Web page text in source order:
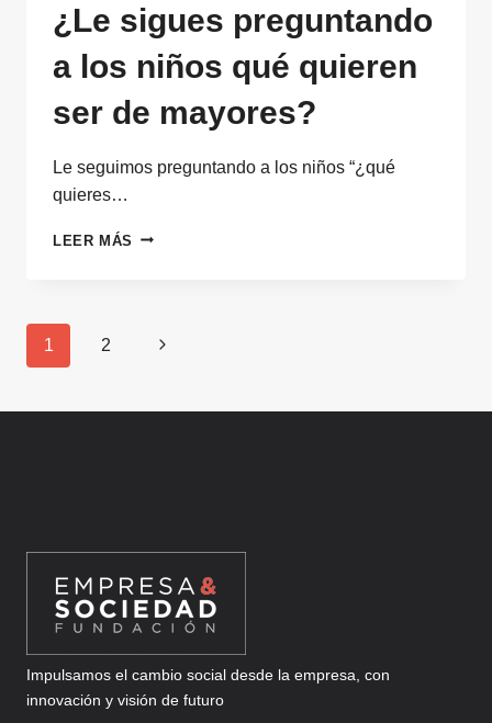
¿Le sigues preguntando
a los niños qué quieren
ser de mayores?
Le seguimos preguntando a los niños “¿qué
quieres…
LEER MÁS ¿LE
NIÑOS
SER
Navegación
de
página
1 2 Siguiente
Impulsamos el cambio social desde la empresa, con
innovación y visión de futuro